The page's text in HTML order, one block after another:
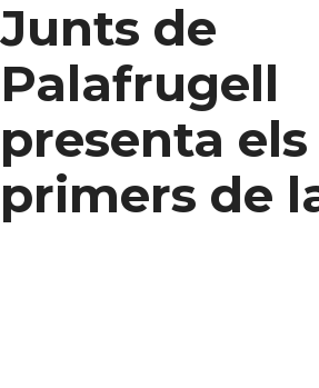
Junts de
Palafrugell
presenta
primers de